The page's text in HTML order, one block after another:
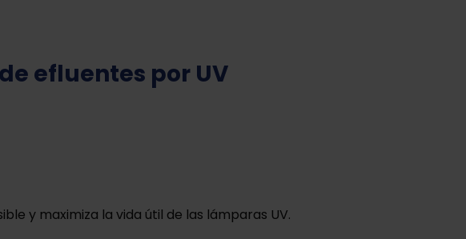
efluentes por UV
y maximiza la vida útil de las lámparas UV.